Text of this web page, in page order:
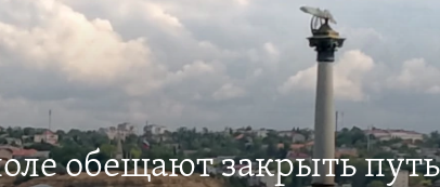
обещают закрыть путь